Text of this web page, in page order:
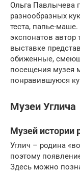
Ольга Павлычева
разнообразных
теста, папье-
экспонатов автор
выставке
обиженные,
посещения музея
понравившуюся
Музеи Углича
Музей истории
Углич – родина
поэтому
Здесь можно